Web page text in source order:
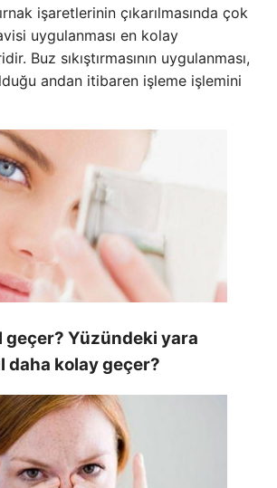
işaretlerinin çıkarılmasında çok
uygulanması en kolay
Buz sıkıştırmasının uygulanması,
andan itibaren işleme işlemini
geçer? Yüzündeki yara
daha kolay geçer?